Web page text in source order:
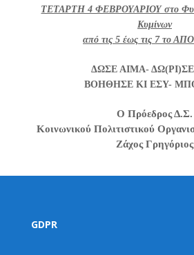
ΤΕΤΑΡΤΗ 4 ΦΕΒΡΟΥΑΡΙΟΥ στο
Κυμίνων
από τις 5 έως τις 7 το
ΔΩΣΕ ΑΙΜΑ-
ΒΟΗΘΗΣΕ ΚΙ ΕΣΥ-
Ο Πρόεδρος Δ.Σ.
Κοινωνικού Πολιτιστικού
Ζάχος Γρηγόριος
GDPR